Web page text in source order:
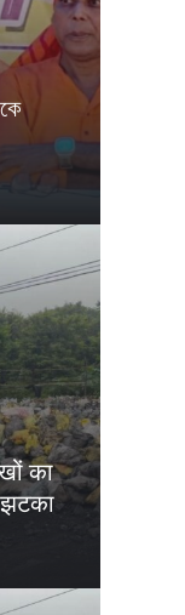
का
झटका